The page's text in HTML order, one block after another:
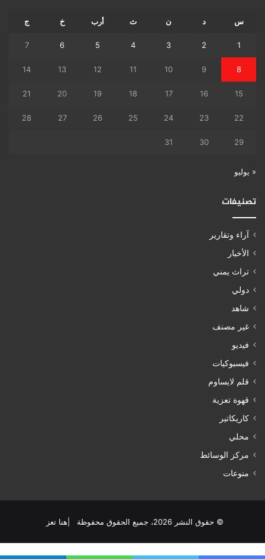
س د ن ث أرب خ ج
1
2
3
4
5
6
7
8
9
10
11
12
13
14
15
16
17
18
19
20
21
22
23
24
25
26
27
28
29
30
31
« يوليو
تصنيفات
آراء وتقارير
الأخبار
تراث يمني
دولي
شاهد
غير مصنف
فيديو
فيسبوكيات
قلم لايساوم
قهوة تعزية
كاريكاتير
محلي
مركز الوسائط
منوعات
© حقوق النشر 2026، جميع الحقوق محفوظة |هنا تعز